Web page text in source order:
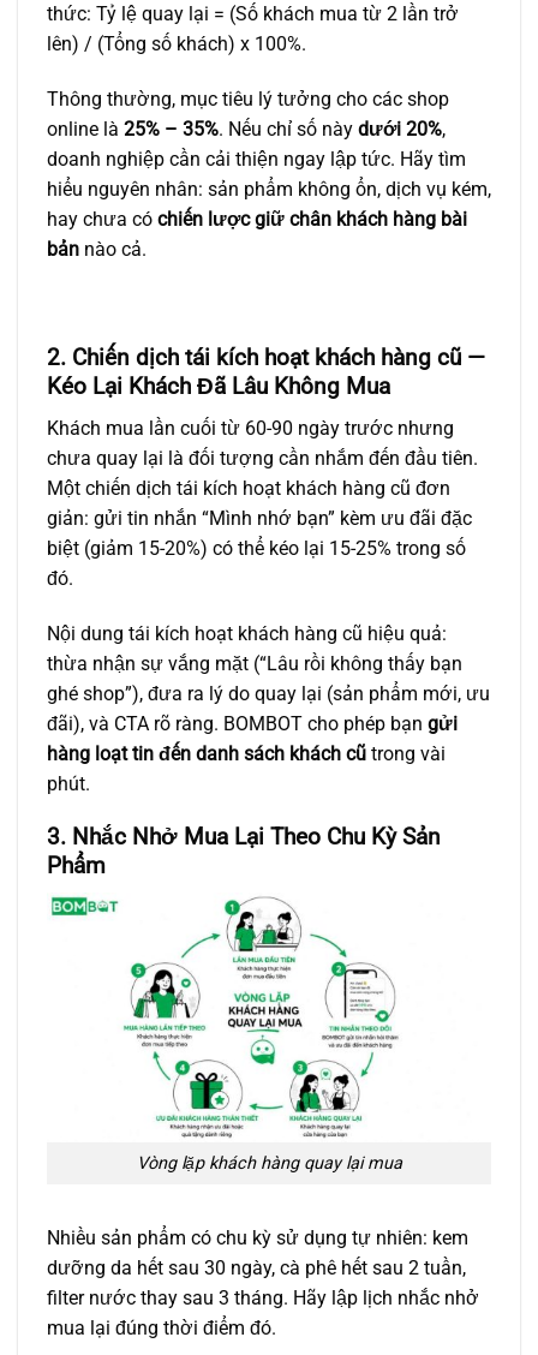
thức: Tỷ lệ quay lại = (Số khách mua từ 2 lần trở
lên) / (Tổng số khách) x 100%.
Thông thường, mục tiêu lý tưởng cho các shop
online là 25% – 35%. Nếu chỉ số này dưới 20%,
doanh nghiệp cần cải thiện ngay lập tức. Hãy tìm
hiểu nguyên nhân: sản phẩm không ổn, dịch vụ kém,
hay chưa có chiến lược giữ chân khách hàng bài
bản nào cả.
2. Chiến dịch tái kích hoạt khách hàng cũ —
Kéo Lại Khách Đã Lâu Không Mua
Khách mua lần cuối từ 60-90 ngày trước nhưng
chưa quay lại là đối tượng cần nhắm đến đầu tiên.
Một chiến dịch tái kích hoạt khách hàng cũ đơn
giản: gửi tin nhắn “Mình nhớ bạn” kèm ưu đãi đặc
biệt (giảm 15-20%) có thể kéo lại 15-25% trong số
đó.
Nội dung tái kích hoạt khách hàng cũ hiệu quả:
thừa nhận sự vắng mặt (“Lâu rồi không thấy bạn
ghé shop”), đưa ra lý do quay lại (sản phẩm mới, ưu
đãi), và CTA rõ ràng. BOMBOT cho phép bạn gửi
hàng loạt tin đến danh sách khách cũ trong vài
phút.
3. Nhắc Nhở Mua Lại Theo Chu Kỳ Sản
Phẩm
Vòng lặp khách hàng quay lại mua
Nhiều sản phẩm có chu kỳ sử dụng tự nhiên: kem
dưỡng da hết sau 30 ngày, cà phê hết sau 2 tuần,
filter nước thay sau 3 tháng. Hãy lập lịch nhắc nhở
mua lại đúng thời điểm đó.